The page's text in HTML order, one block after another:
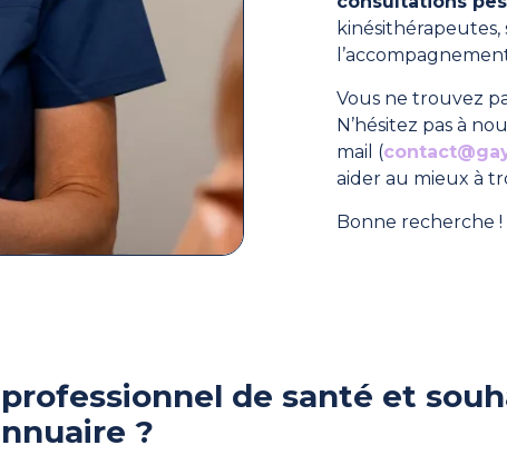
Vous ne trouvez
N’hésitez pas à
mail (
aider au mieux à
Bonne recherche !
de santé et
?